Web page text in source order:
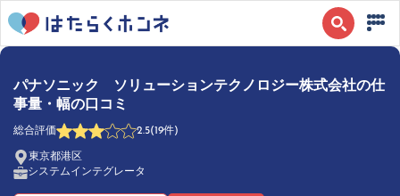
パナソニック ソリューションテクノロジー株式会社の仕
事量・幅の口コミ
総合評価 2.5(19件)
東京都港区
システムインテグレータ